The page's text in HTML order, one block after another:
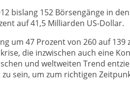
bislang 152 Börsengänge in
auf 41,5 Milliarden US-Dollar.
um 47 Prozent von 260 auf 139
die inzwischen auch eine
und weltweiten Trend
sein, um zum richtigen